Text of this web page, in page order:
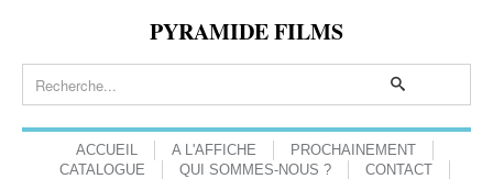
PYRAMIDE FILMS
ACCUEIL A L'AFFICHE
PROCHAINEMENT
CATALOGUE
QUI SOMMES-NOUS ? CONTACT